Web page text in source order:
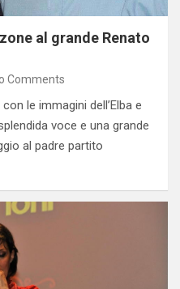
al grande Renato
Comments
le immagini dell’Elba e
voce e una grande
al padre partito